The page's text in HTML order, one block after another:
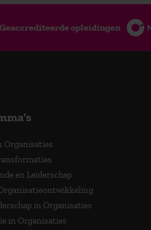
Geaccrediteerde opleidingen
Organisaties
en Leiderschap
in Organisaties
in Organisaties